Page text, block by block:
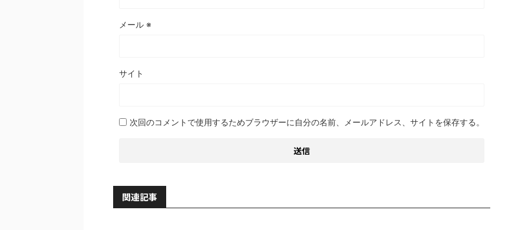
メール ※
サイト
次回のコメントで使用するためブラウザーに自分の名前、メールアドレス、サイトを保存する。
関連記事